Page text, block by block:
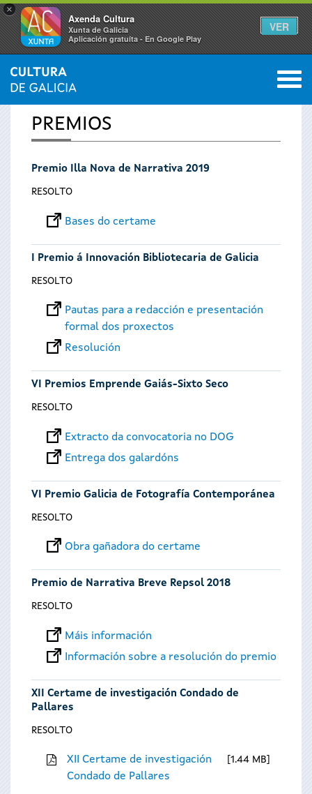
×
Axenda Cultura
Xunta de Galicia
Aplicación gratuíta - En Google Play
VER
Vostede
está
aquí
INICIO 0
PREMIOS
Premio Illa Nova de Narrativa 2019
RESOLTO
Bases do certame
I Premio á Innovación Bibliotecaria de Galicia
RESOLTO
Pautas para a redacción e presentación
formal dos proxectos
Resolución
VI Premios Emprende Gaiás-Sixto Seco
RESOLTO
Extracto da convocatoria no DOG
Entrega dos galardóns
VI Premio Galicia de Fotografía Contemporánea
RESOLTO
Obra gañadora do certame
Premio de Narrativa Breve Repsol 2018
RESOLTO
Máis información
Información sobre a resolución do premio
XII Certame de investigación Condado de
Pallares
RESOLTO
XII Certame de investigación
Condado de Pallares
1.44 MB